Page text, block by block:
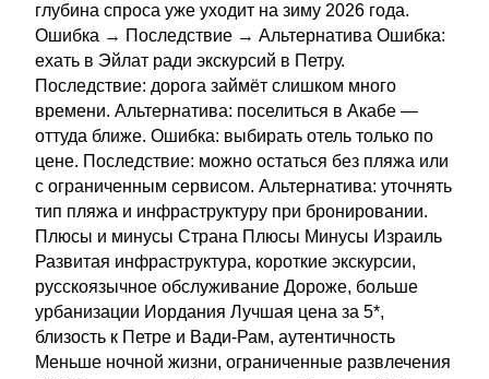
глубина спроса уже уходит на зиму 2026 года.
Ошибка → Последствие → Альтернатива Ошибка:
ехать в Эйлат ради экскурсий в Петру.
Последствие: дорога займёт слишком много
времени. Альтернатива: поселиться в Акабе —
оттуда ближе. Ошибка: выбирать отель только по
цене. Последствие: можно остаться без пляжа или
с ограниченным сервисом. Альтернатива: уточнять
тип пляжа и инфраструктуру при бронировании.
Плюсы и минусы Страна Плюсы Минусы Израиль
Развитая инфраструктура, короткие экскурсии,
русскоязычное обслуживание Дороже, больше
урбанизации Иордания Лучшая цена за 5*,
близость к Петре и Вади-Рам, аутентичность
Меньше ночной жизни, ограниченные развлечения